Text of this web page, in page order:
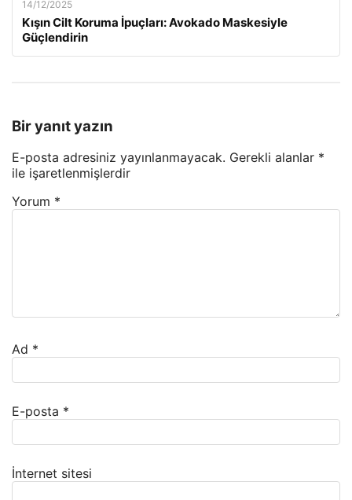
14/12/2025
Kışın Cilt Koruma İpuçları: Avokado Maskesiyle
Güçlendirin
Bir yanıt yazın
E-posta adresiniz yayınlanmayacak. Gerekli alanlar *
ile işaretlenmişlerdir
Yorum *
Ad *
E-posta *
İnternet sitesi